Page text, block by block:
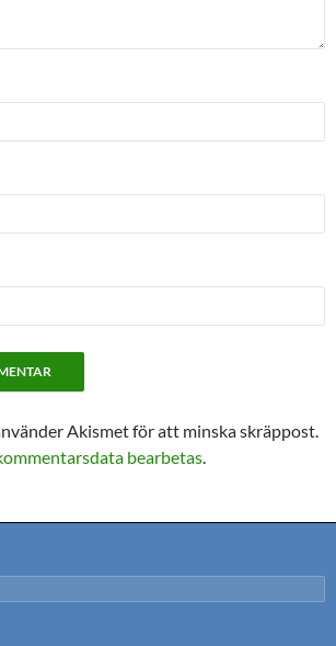
Akismet för att minska skräppost.
bearbetas.